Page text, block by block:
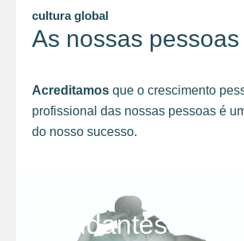
cultura global
As nossas pessoas
Acreditamos que o crescimento
profissional das nossas pessoas é
do nosso sucesso.
Estudantes e